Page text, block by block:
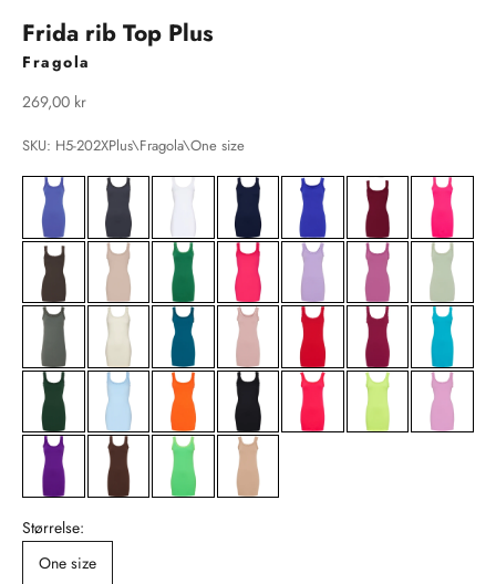
Frida rib Top Plus
Fragola
Salgspris
269,00 kr
SKU: H5-202XPlus\Fragola\One size
Størrelse:
One size